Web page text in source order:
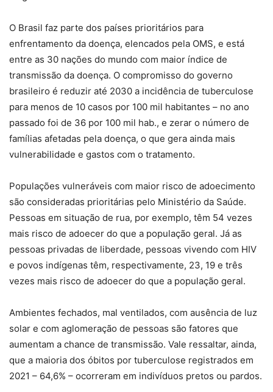
O Brasil faz parte dos países prioritários para
enfrentamento da doença, elencados pela OMS, e está
entre as 30 nações do mundo com maior índice de
transmissão da doença. O compromisso do governo
brasileiro é reduzir até 2030 a incidência de tuberculose
para menos de 10 casos por 100 mil habitantes – no ano
passado foi de 36 por 100 mil hab., e zerar o número de
famílias afetadas pela doença, o que gera ainda mais
vulnerabilidade e gastos com o tratamento.
Populações vulneráveis com maior risco de adoecimento
são consideradas prioritárias pelo Ministério da Saúde.
Pessoas em situação de rua, por exemplo, têm 54 vezes
mais risco de adoecer do que a população geral. Já as
pessoas privadas de liberdade, pessoas vivendo com HIV
e povos indígenas têm, respectivamente, 23, 19 e três
vezes mais risco de adoecer do que a população geral.
Ambientes fechados, mal ventilados, com ausência de luz
solar e com aglomeração de pessoas são fatores que
aumentam a chance de transmissão. Vale ressaltar, ainda,
que a maioria dos óbitos por tuberculose registrados em
2021 – 64,6% – ocorreram em indivíduos pretos ou pardos.